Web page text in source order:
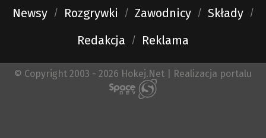
Newsy Rozgrywki Zawodnicy
Składy
Redakcja
Reklama
© Copyright 2003 - 2026 Hokej.Net | Realizacja portalu